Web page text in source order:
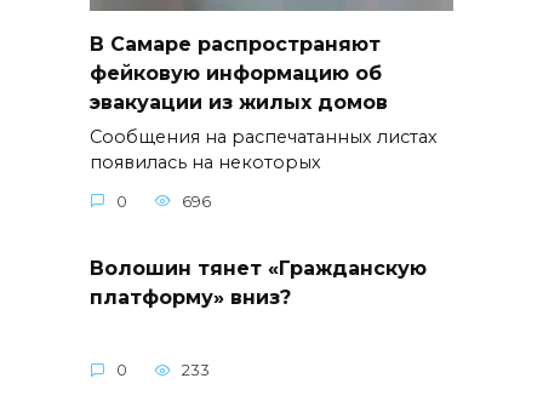
В Самаре распространяют
фейковую информацию об
эвакуации из жилых домов
Сообщения на распечатанных листах
появилась на некоторых
0 696
Волошин тянет «Гражданскую
платформу» вниз?
0 233